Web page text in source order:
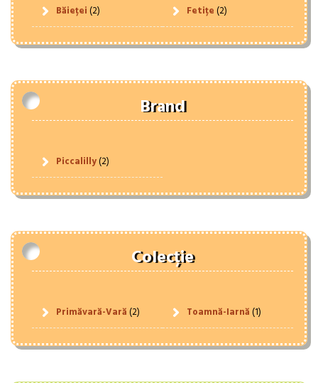
Băieței(2) Fetițe(2)
Brand
Piccalilly(2)
Colecție
Primăvară-Vară(2) Toamnă-Iarnă(1)